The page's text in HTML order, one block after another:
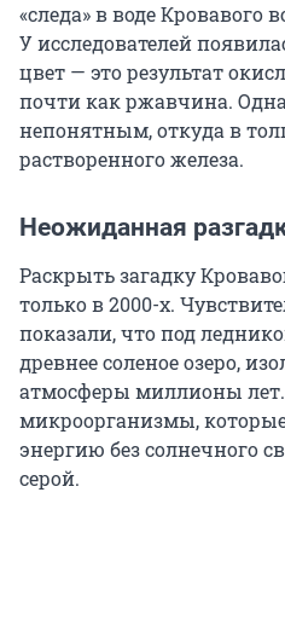
«следа» в воде Кровавого
У исследователей
цвет — это результат
почти как ржавчина.
непонятным, откуда в
растворенного железа.
Неожиданная
Раскрыть загадку
только в 2000-х.
показали, что под
древнее соленое озеро,
атмосферы миллионы
микроорганизмы,
энергию без солнечного
серой.